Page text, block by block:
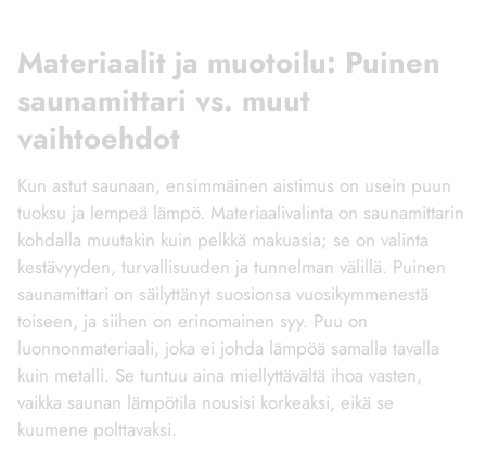
Materiaalit ja muotoilu: Puinen
saunamittari vs. muut
vaihtoehdot
Kun astut saunaan, ensimmäinen aistimus on usein puun
tuoksu ja lempeä lämpö. Materiaalivalinta on saunamittarin
kohdalla muutakin kuin pelkkä makuasia; se on valinta
kestävyyden, turvallisuuden ja tunnelman välillä. Puinen
saunamittari on säilyttänyt suosionsa vuosikymmenestä
toiseen, ja siihen on erinomainen syy. Puu on
luonnonmateriaali, joka ei johda lämpöä samalla tavalla
kuin metalli. Se tuntuu aina miellyttävältä ihoa vasten,
vaikka saunan lämpötila nousisi korkeaksi, eikä se
kuumene polttavaksi.